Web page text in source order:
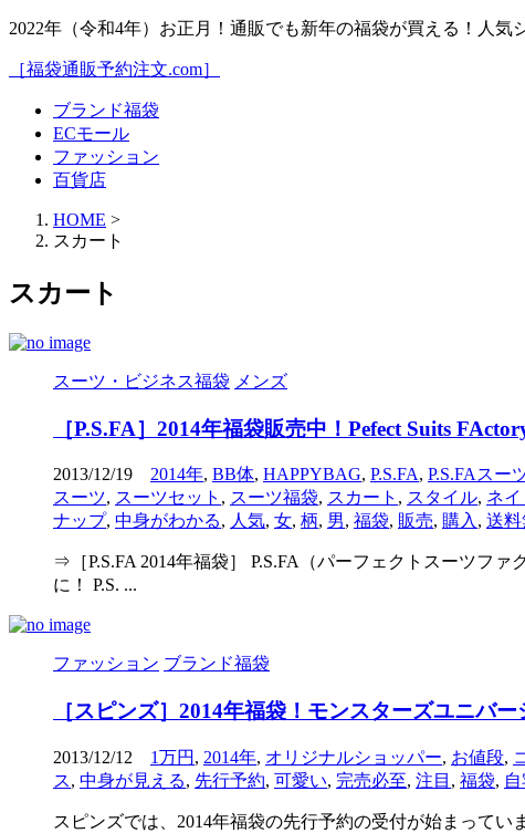
2022年（令和4年）お正月！通販でも新年の福袋が買える！人気
［福袋通販予約注文.com］
ブランド福袋
ECモール
ファッション
百貨店
HOME >
スカート
スカート
スーツ・ビジネス福袋 メンズ
［P.S.FA］2014年福袋販売中！Pefect Suits
2013/12/19 2014年, BB体, HAPPYBAG, P.S.FA, P.S.FAスー
スーツ, スーツセット , スーツ福袋, スカート , スタイル, ネ
ナップ, 中身がわかる, 人気, 女, 柄, 男, 福袋, 販売, 購入 , 送
⇒［P.S.FA 2014年福袋］ P.S.FA（パーフェクトスーツフ
に！ P.S. ...
ファッション ブランド福袋
［スピンズ］2014年福袋！モンスターズユニバ
2013/12/12 1万円 , 2014年, オリジナルショッパー, お値段,
ス, 中身が見える, 先行予約, 可愛い, 完売必至, 注目 , 福袋,
スピンズでは、2014年福袋の先行予約の受付が始まって